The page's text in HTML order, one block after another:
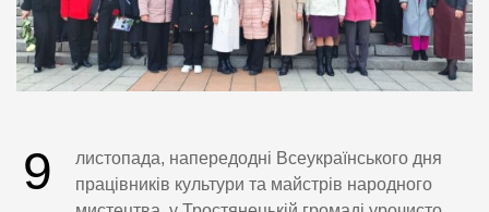
9
листопада, напередодні Всеукраїнського дня
працівників культури та майстрів народного